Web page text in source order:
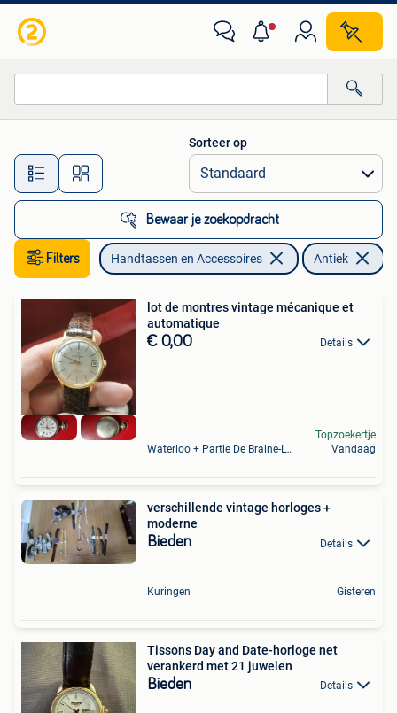
Alle afstanden…
Sorteer op
Bewaar je zoekopdracht
Filters Handtassen en Accessoires Antiek
lot de montres vintage mécanique et
automatique
€ 0,00 Details
Waterloo + Partie De Braine-L'Alleud, De Ohain
Topzoekertje
Vandaag
verschillende vintage horloges +
moderne
Bieden Details
Kuringen Gisteren
Tissons Day and Date-horloge net
verankerd met 21 juwelen
Bieden Details